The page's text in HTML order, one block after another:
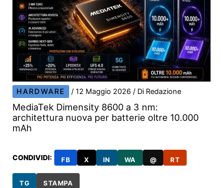
HARDWARE /12 Maggio 2026/ Di Redazione
MediaTek Dimensity 8600 a 3 nm:
architettura nuova per batterie oltre 10.000
mAh
CONDIVIDI: FB X IN WA @ RT
TG STAMPA